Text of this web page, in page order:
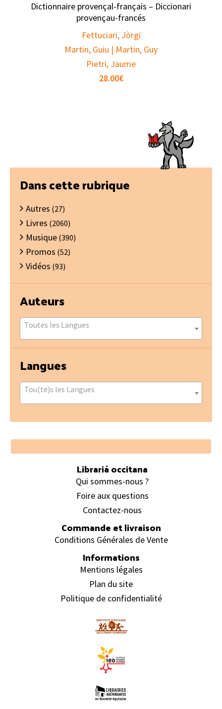
Dictionnaire provençal-français – Diccionari
provençau-francés
Fettuciari, Jòrgi
Martin, Guiu | Martin, Guy
Pietri, Jaume
28.00€
Barre
latérale
principale
Dans cette rubrique
Autres (27)
Livres (2060)
Musique (390)
Promos (52)
Vidéos (93)
Auteurs
Toutes les Langues
Langues
Tou(te)s les Langues
Footer
Librariá occitana
Qui sommes-nous ?
Foire aux questions
Contactez-nous
Commande et livraison
Conditions Générales de Vente
Informations
Mentions légales
Plan du site
Politique de confidentialité